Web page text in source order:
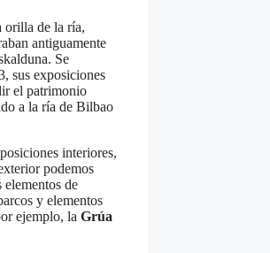
orilla de la ría,
antiguamente
Se
sus exposiciones
el patrimonio
a la ría de Bilbao
interiores,
podemos
elementos de
y elementos
ejemplo, la Grúa